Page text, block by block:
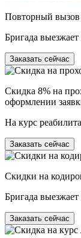
Повторный вызов
Бригада
Заказать сейчас
Скидка 8% на
оформлении
На курс
Заказать сейчас
Скидки на
Бригада
Заказать сейчас